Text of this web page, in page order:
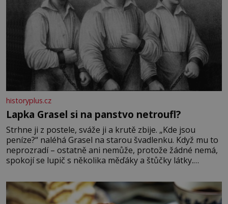
historyplus.cz
Lapka Grasel si na panstvo netroufl?
Strhne ji z postele, sváže ji a krutě zbije. „Kde jsou
peníze?“ naléhá Grasel na starou švadlenku. Když mu to
neprozradí – ostatně ani nemůže, protože žádné nemá,
spokojí se lupič s několika měďáky a štůčky látky.
krutý. Jeho činy budí hrůzu ještě dlouho po jeho smrti